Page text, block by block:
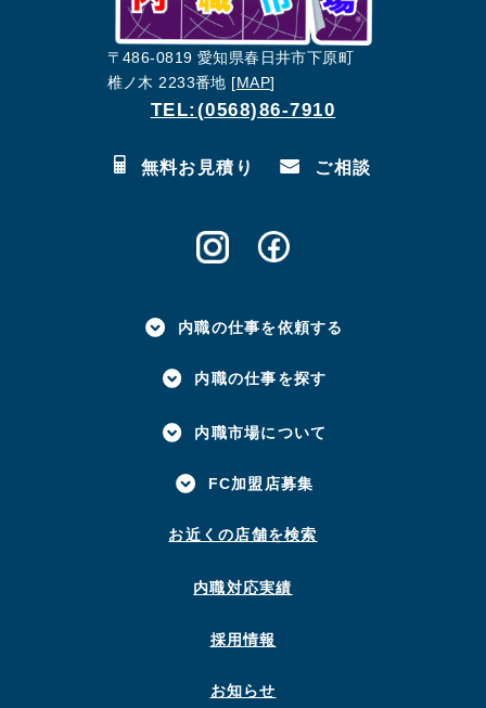
〒486-0819 愛知県春日井市下原町
椎ノ木 2233番地 [MAP]
TEL:(0568)86-7910
無料お見積り ご相談
内職の仕事を依頼する
内職の仕事を探す
内職市場について
FC加盟店募集
お近くの店舗を検索
内職対応実績
採用情報
お知らせ